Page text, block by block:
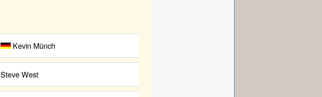
Kevin Münch
Steve West